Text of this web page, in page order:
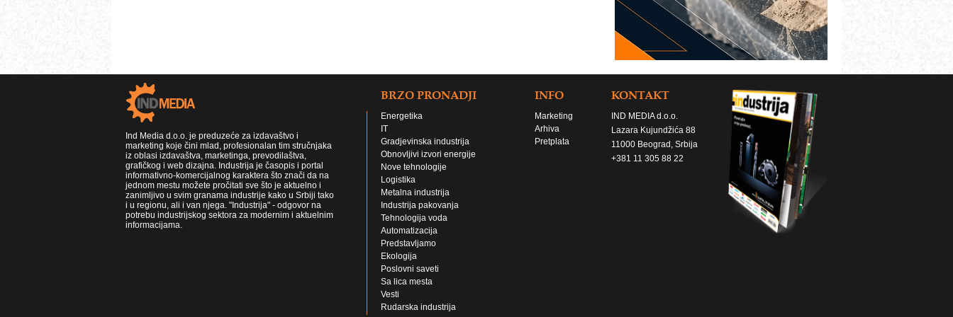
Ind Media d.o.o. je preduzeće za izdavaštvo i
marketing koje čini mlad, profesionalan tim stručnjaka
iz oblasi izdavaštva, marketinga, prevodilaštva,
grafičkog i web dizajna. Industrija je časopis i portal
informativno-komercijalnog karaktera što znači da na
jednom mestu možete pročitati sve što je aktuelno i
zanimljivo u svim granama industrije kako u Srbiji tako
i u regionu, ali i van njega. "Industrija" - odgovor na
potrebu industrijskog sektora za modernim i aktuelnim
informacijama.
BRZO PRONADJI
Energetika
IT
Gradjevinska industrija
Obnovljivi izvori energije
Nove tehnologije
Logistika
Metalna industrija
Industrija pakovanja
Tehnologija voda
Automatizacija
Predstavljamo
Ekologija
Poslovni saveti
Sa lica mesta
Vesti
Rudarska industrija
INFO
Marketing
Arhiva
Pretplata
KONTAKT
IND MEDIA d.o.o.
Lazara Kujundžića 88
11000 Beograd, Srbija
+381 11 305 88 22